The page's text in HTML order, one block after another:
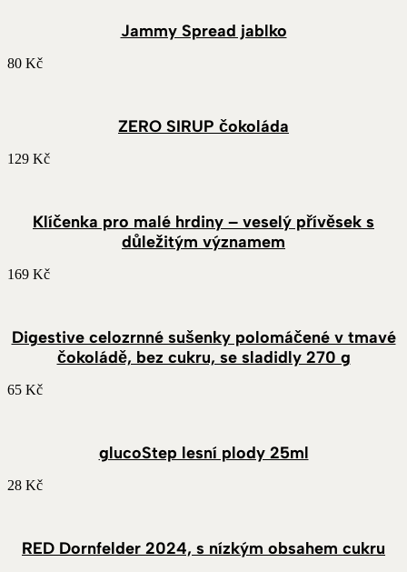
Jammy Spread jablko
80 Kč
ZERO SIRUP čokoláda
129 Kč
Klíčenka pro malé hrdiny – veselý přívěsek s
důležitým významem
169 Kč
Digestive celozrnné sušenky polomáčené v tmavé
čokoládě, bez cukru, se sladidly 270 g
65 Kč
glucoStep lesní plody 25ml
28 Kč
RED Dornfelder 2024, s nízkým obsahem cukru